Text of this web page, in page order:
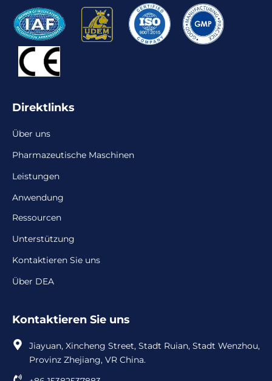
Direktlinks
Über uns
Pharmazeutische Maschinen
Leistungen
Anwendung
Ressourcen
Unterstützung
Kontaktieren Sie uns
Über DEA
Kontaktieren Sie uns
Jiayuan, Xincheng Street, Stadt Ruian, Stadt Wenzhou,
Provinz Zhejiang, VR China.